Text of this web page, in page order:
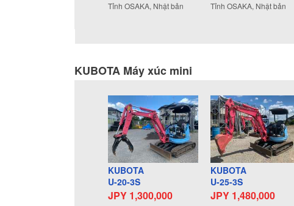
Tỉnh OSAKA, Nhật bản
Tỉnh OSAKA, Nhật bản
KUBOTA Máy xúc mini
KUBOTA
U-20-3S
JPY 1,300,000
KUBOTA
U-25-3S
JPY 1,480,000